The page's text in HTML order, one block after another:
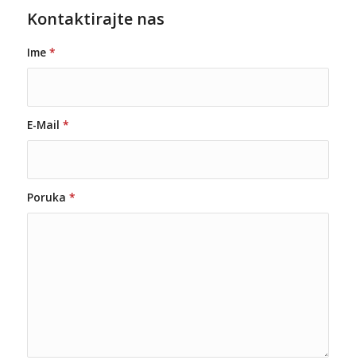
Kontaktirajte nas
Ime *
E-Mail *
Poruka *